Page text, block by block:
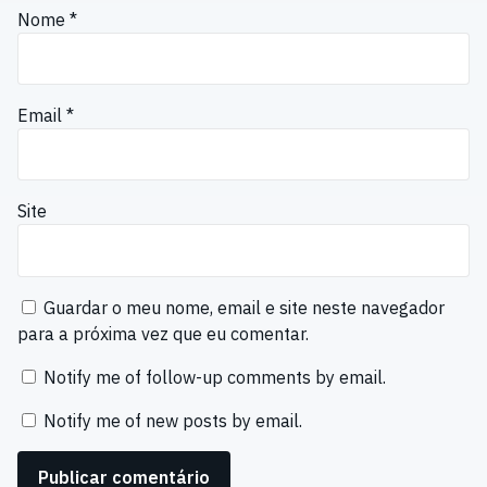
Nome *
Email *
Site
Guardar o meu nome, email e site neste navegador
para a próxima vez que eu comentar.
Notify me of follow-up comments by email.
Notify me of new posts by email.